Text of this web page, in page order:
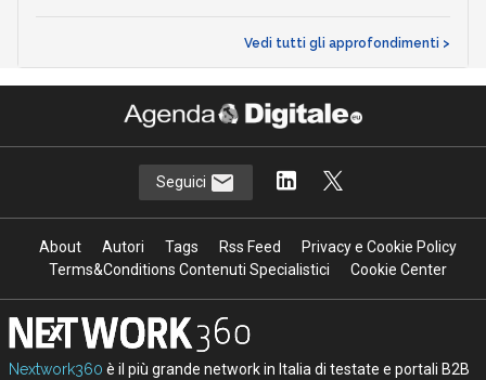
Vedi tutti gli approfondimenti >
Seguici
About Autori Tags Rss Feed
Privacy e Cookie Policy
Terms&Conditions Contenuti Specialistici
Cookie Center
Nextwork360 è il più grande network in Italia di testate e portali B2B